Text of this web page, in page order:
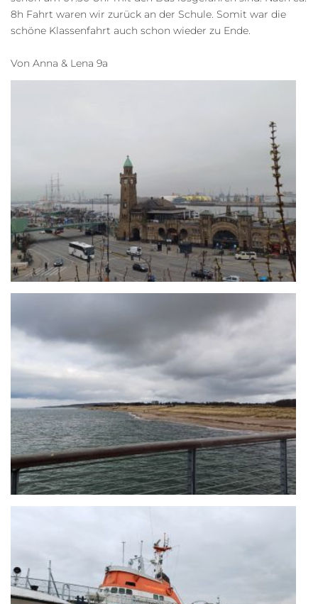
8h Fahrt waren wir zurück an der Schule. Somit war die
schöne Klassenfahrt auch schon wieder zu Ende.
Von Anna & Lena 9a